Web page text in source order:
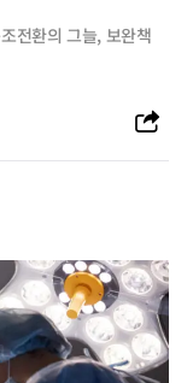
전환의 그늘, 보완책